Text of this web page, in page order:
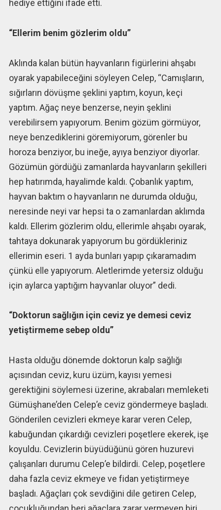
hediye ettiğini ifade etti.
“Ellerim benim gözlerim oldu”
Aklında kalan bütün hayvanların figürlerini ahşabı
oyarak yapabileceğini söyleyen Celep, “Camışların,
sığırların dövüşme şeklini yaptım, koyun, keçi
yaptım. Ağaç neye benzerse, neyin şeklini
verebilirsem yapıyorum. Benim gözüm görmüyor,
neye benzediklerini göremiyorum, görenler bu
horoza benziyor, bu ineğe, ayıya benziyor diyorlar.
Gözümün gördüğü zamanlarda hayvanların şekilleri
hep hatırımda, hayalimde kaldı. Çobanlık yaptım,
hayvan baktım o hayvanların ne durumda olduğu,
neresinde neyi var hepsi ta o zamanlardan aklımda
kaldı. Ellerim gözlerim oldu, ellerimle ahşabı oyarak,
tahtaya dokunarak yapıyorum bu gördükleriniz
ellerimin eseri. 1 ayda bunları yapıp çıkaramadım
çünkü elle yapıyorum. Aletlerimde yetersiz olduğu
için aylarca yaptığım hayvanlar oluyor” dedi.
“Doktorun sağlığın için ceviz ye demesi ceviz
yetiştirmeme sebep oldu”
Hasta olduğu dönemde doktorun kalp sağlığı
açısından ceviz, kuru üzüm, kayısı yemesi
gerektiğini söylemesi üzerine, akrabaları memleketi
Gümüşhane’den Celep’e ceviz göndermeye başladı.
Gönderilen cevizleri ekmeye karar veren Celep,
kabuğundan çıkardığı cevizleri poşetlere ekerek, işe
koyuldu. Cevizlerin büyüdüğünü gören huzurevi
çalışanları durumu Celep’e bildirdi. Celep, poşetlere
daha fazla ceviz ekmeye ve fidan yetiştirmeye
başladı. Ağaçları çok sevdiğini dile getiren Celep,